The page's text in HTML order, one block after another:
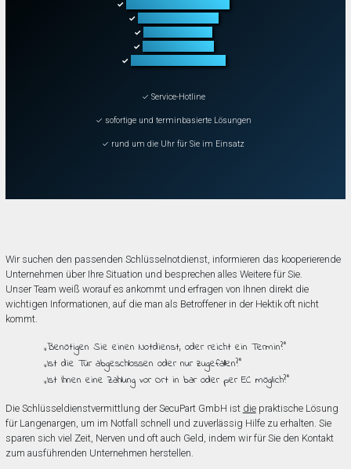
✓
✓
✓
✓
✓
✓ Service-Hotline
✓ sofortige und terminbasierte Lösungen
✓ rund um die Uhr für Sie im Einsatz
Wir suchen den passenden Schlüsselnotdienst, informieren das kooperierende
Unternehmen über Ihre Situation und besprechen alles Weitere für Sie.
Unser Team weiß worauf es ankommt und erfragen von Ihnen direkt die
wichtigen Informationen, auf die man als Betroffener in der Hektik oft nicht
kommt.
„Benötigen Sie einen Notdienst, oder reicht ein Termin?”
„Ist die Tür abgeschlossen oder nur zugefallen?”
„Ist Ihnen eine Zahlung vor Ort in bar oder per EC möglich?”
Die Schlüsseldienstvermittlung der SecuPart GmbH ist diepraktische Lösung
für Langenargen, um im Notfall schnell und zuverlässig Hilfe zu erhalten. Sie
sparen sich viel Zeit, Nerven und oft auch Geld, indem wir für Sie den Kontakt
zum ausführenden Unternehmen herstellen.